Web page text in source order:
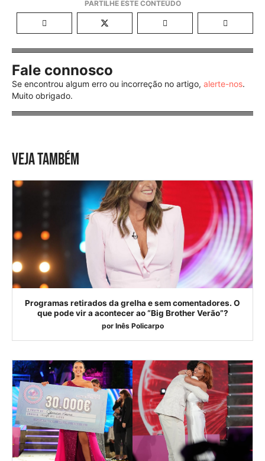
Fale connosco
Se encontrou algum erro ou incorreção no artigo, alerte-nos.
Muito obrigado.
VEJA TAMBÉM
Programas retirados da grelha e sem comentadores. O
que pode vir a acontecer ao “Big Brother Verão”?
por Inês Policarpo